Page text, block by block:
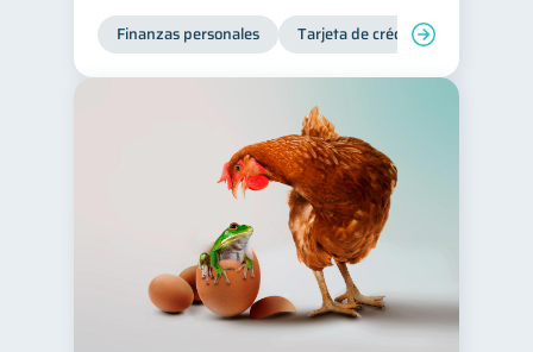
Finanzas personales Tarjeta de crédito